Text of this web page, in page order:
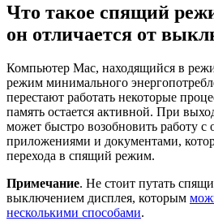
Что такое спящий
он отличается от
Компьютер Mac, находящийся в
режим минимального
перестают работать некоторые
память остается активной. При
может быстро возобновить работу
приложениями и документами,
перехода в спящий режим.
Примечание. Не стоит путать
выключением дисплея, которым
несколькими способами.